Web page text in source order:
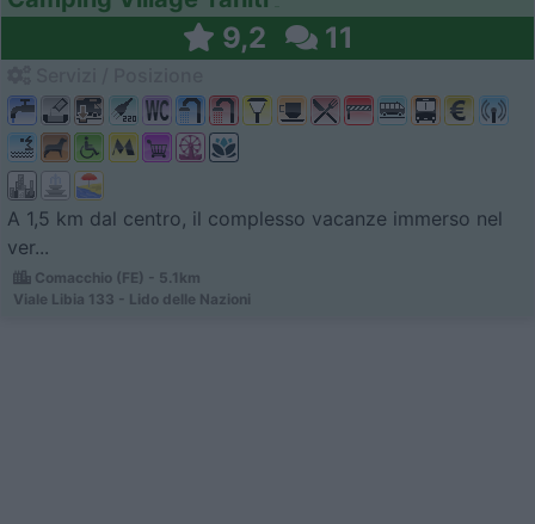
9,2 11
A 1,5 km dal centro, il complesso vacanze immerso nel
ver...
Comacchio (FE) - 5.1km
Viale Libia 133 - Lido delle Nazioni